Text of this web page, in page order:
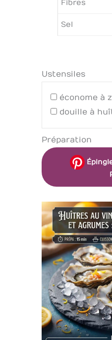
Fibres
Sel
Ustensiles
économe à
douille à
Préparation